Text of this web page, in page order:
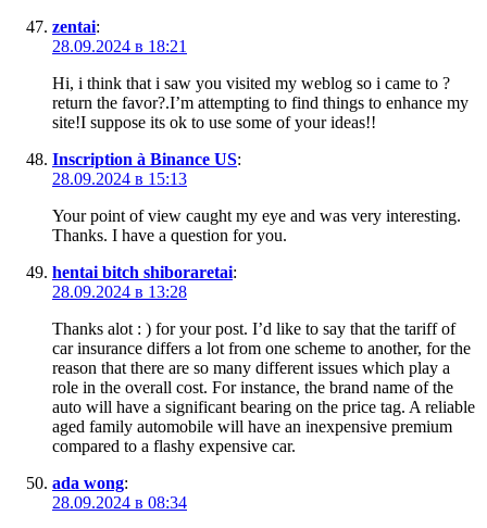
zentai:
28.09.2024 в 18:21
Hi, i think that i saw you visited my weblog so i came to ?
return the favor?.I’m attempting to find things to enhance my
site!I suppose its ok to use some of your ideas!!
Inscription à Binance US:
28.09.2024 в 15:13
Your point of view caught my eye and was very interesting.
Thanks. I have a question for you.
hentai bitch shiboraretai:
28.09.2024 в 13:28
Thanks alot : ) for your post. I’d like to say that the tariff of
car insurance differs a lot from one scheme to another, for the
reason that there are so many different issues which play a
role in the overall cost. For instance, the brand name of the
auto will have a significant bearing on the price tag. A reliable
aged family automobile will have an inexpensive premium
compared to a flashy expensive car.
ada wong:
28.09.2024 в 08:34